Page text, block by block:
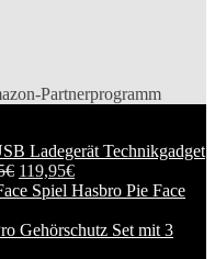
Partnerprogramm
€ 119,95€
Hasbro Pie Face